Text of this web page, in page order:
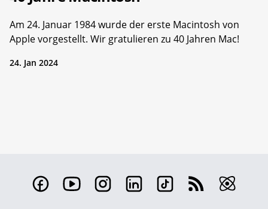
Am 24. Januar 1984 wurde der erste Macintosh von
Apple vorgestellt. Wir gratulieren zu 40 Jahren Mac!
24. Jan 2024